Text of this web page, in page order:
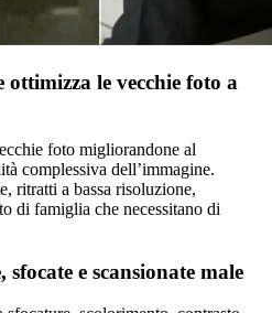
le vecchie foto a
foto migliorandone al
complessiva dell’immagine.
ritratti a bassa risoluzione,
di famiglia che necessitano di
e scansionate male